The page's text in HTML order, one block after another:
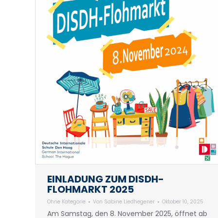
EINLADUNG ZUM DISDH-
FLOHMARKT 2025
Ohne Kategorie Von Sabine Liedhegener Oktober 10, 2025
Am Samstag, den 8. November 2025, öffnet ab